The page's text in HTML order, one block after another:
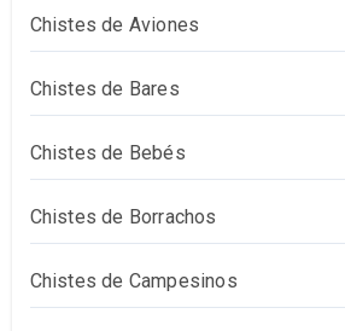
Chistes de Aviones
Chistes de Bares
Chistes de Bebés
Chistes de Borrachos
Chistes de Campesinos